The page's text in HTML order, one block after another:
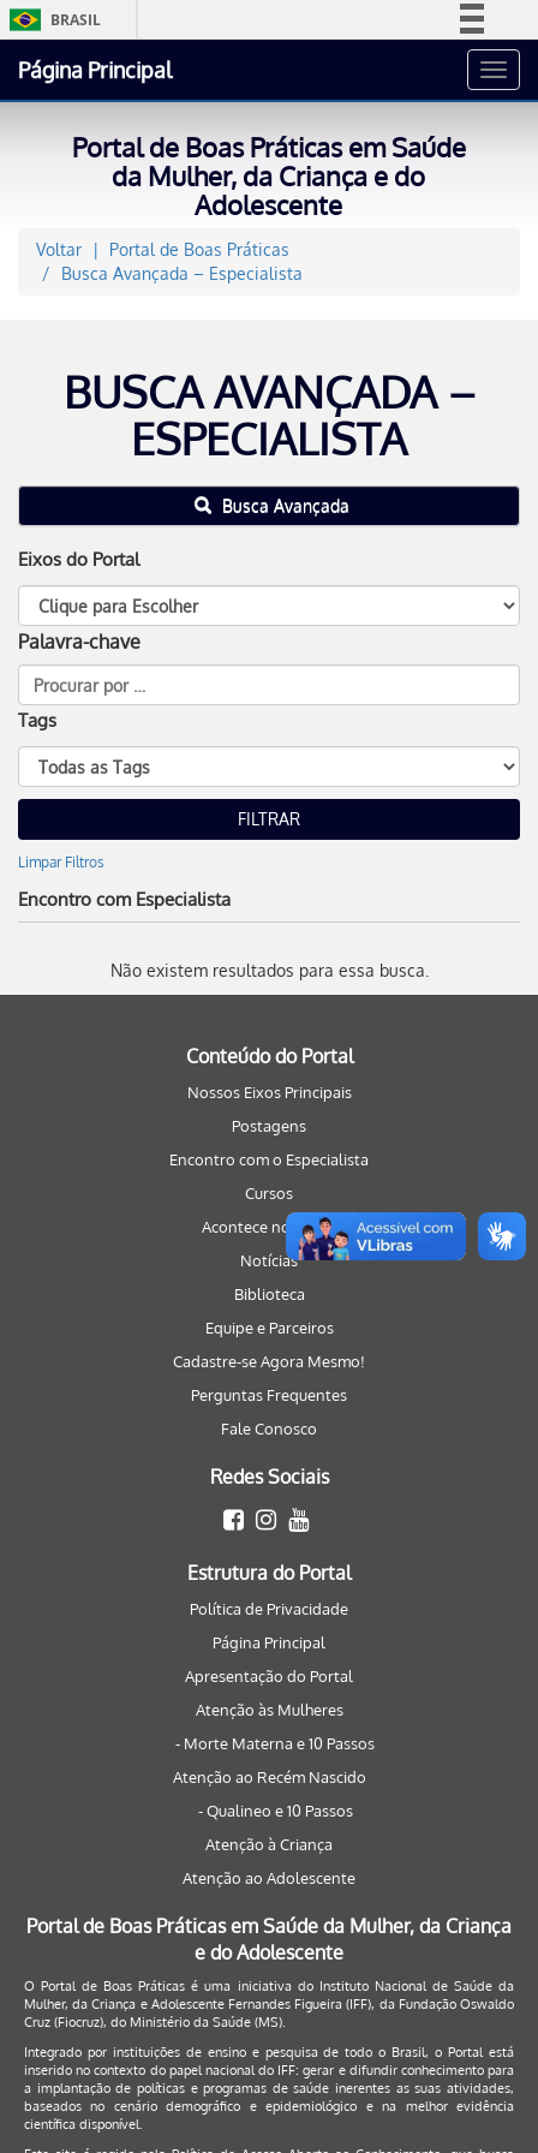
BRASIL
Acesso à informação
Página Principal
Portal de Boas Práticas em Saúde
da Mulher, da Criança e do
Adolescente
Voltar
Portal de Boas Práticas
Busca Avançada – Especialista
BUSCA AVANÇADA –
ESPECIALISTA
Busca Avançada
Eixos do Portal
Palavra-chave
Tags
Limpar Filtros
Encontro com Especialista
Não existem resultados para essa busca.
Conteúdo do Portal
Nossos Eixos Principais
Postagens
Encontro com o Especialista
Cursos
Acontece no Portal
Notícias
Biblioteca
Equipe e Parceiros
Cadastre-se Agora Mesmo!
Perguntas Frequentes
Fale Conosco
Redes Sociais
Estrutura do Portal
Política de Privacidade
Página Principal
Apresentação do Portal
Atenção às Mulheres
- Morte Materna e 10 Passos
Atenção ao Recém Nascido
- Qualineo e 10 Passos
Atenção à Criança
Atenção ao Adolescente
Portal de Boas Práticas em Saúde da Mulher, da Criança
e do Adolescente
O Portal de Boas Práticas é uma iniciativa do Instituto Nacional de Saúde da
Mulher, da Criança e Adolescente Fernandes Figueira (IFF), da Fundação Oswaldo
Cruz (Fiocruz), do Ministério da Saúde (MS).
Integrado por instituições de ensino e pesquisa de todo o Brasil, o Portal está
inserido no contexto do papel nacional do IFF: gerar e difundir conhecimento para
a implantação de políticas e programas de saúde inerentes as suas atividades,
baseados no cenário demográfico e epidemiológico e na melhor evidência
científica disponível.